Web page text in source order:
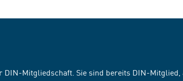
Mitgliedschaft. Sie sind bereits DIN-Mitglied,